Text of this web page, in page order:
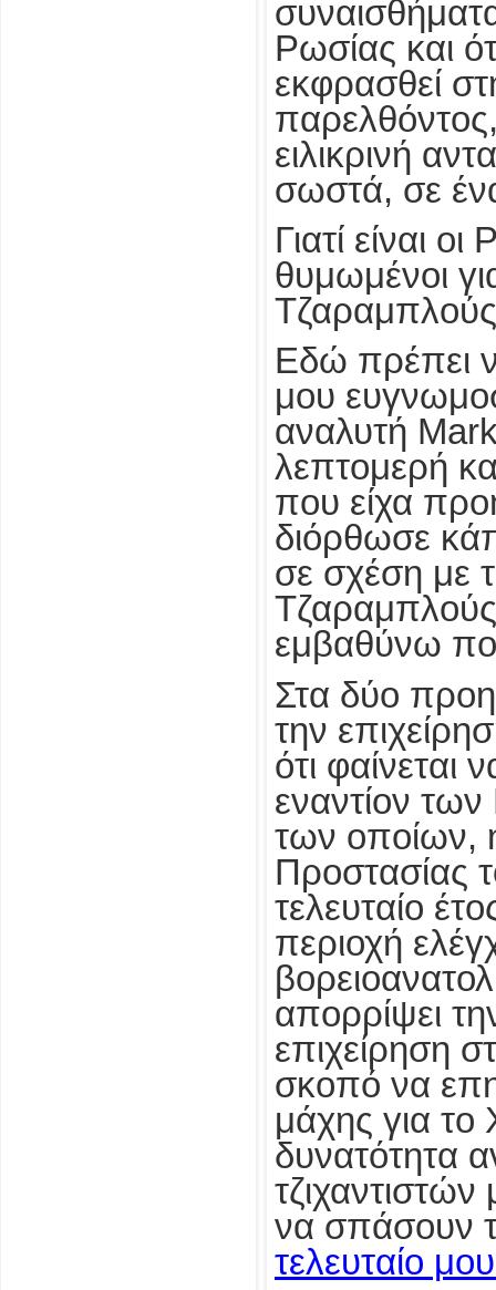
Ρωσίας και
εκφρασθεί
ειλικρινή
σωστά, σε
Γιατί είναι
θυμωμένοι
Εδώ πρέπει
μου
αναλυτή
λεπτομερή
που είχα
διόρθωσε
σε σχέση με
εμβαθύνω
Στα δύο
την
ότι φαίνεται
εναντίον
των οποίων,
Προστασίας
τελευταίο
περιοχή
απορρίψει
επιχείρηση
σκοπό να
μάχης για το
δυνατότητα
να σπάσουν
τελευταίο